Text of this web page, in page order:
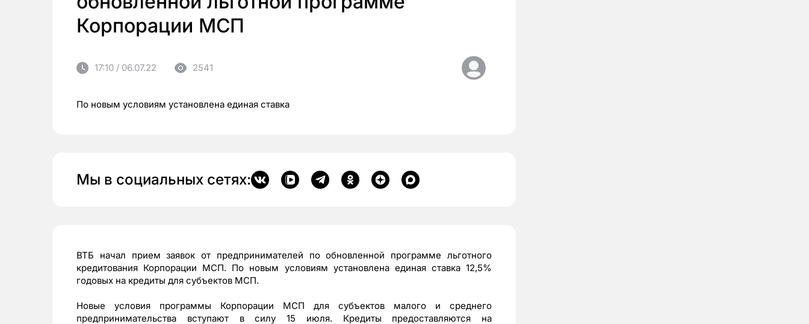
Корпорации МСП
17:10 / 06.07.22 2541
По новым условиям установлена единая ставка
Мы в социальных сетях:
ВТБ начал прием заявок от предпринимателей по обновленной программе льготного
кредитования Корпорации МСП. По новым условиям установлена единая ставка 12,5%
годовых на кредиты для субъектов МСП.
Новые условия программы Корпорации МСП для субъектов малого и среднего
предпринимательства вступают в силу 15 июля. Кредиты предоставляются на